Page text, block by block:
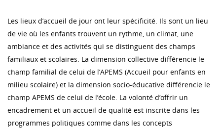
Les lieux d’accueil de jour ont leur spécificité. Ils sont un lieu
de vie où les enfants trouvent un rythme, un climat, une
ambiance et des activités qui se distinguent des champs
familiaux et scolaires. La dimension collective différencie le
champ familial de celui de l’APEMS (Accueil pour enfants en
milieu scolaire) et la dimension socio-éducative différencie le
champ APEMS de celui de l’école. La volonté d’offrir un
encadrement et un accueil de qualité est inscrite dans les
programmes politiques comme dans les concepts